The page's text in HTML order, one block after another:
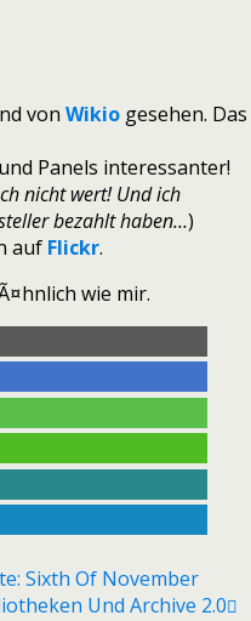
von Wikio gesehen. Das
Panels interessanter!
nicht wert! Und ich
bezahlt haben…)
auf Flickr.
wie mir.
Sixth Of November
Und Archive 2.0